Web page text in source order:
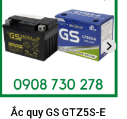
Ắc quy GS GTZ5S-E